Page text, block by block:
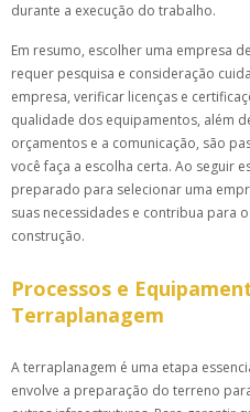
durante a execução do trabalho.
Em resumo, escolher uma empresa
requer pesquisa e consideração
empresa, verificar licenças e
qualidade dos equipamentos, além
orçamentos e a comunicação, são
você faça a escolha certa. Ao seguir
preparado para selecionar uma
suas necessidades e contribua para
construção.
Processos e
Terraplanagem
A terraplanagem é uma etapa
envolve a preparação do terreno